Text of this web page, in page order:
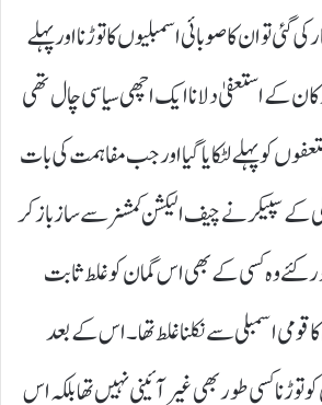
تو ان کا صوبائی اسمبلیوں کا توڑنا اور پہلے
کے استعفیٰ دلانا ایک اچھی سیاسی چال تھی
کو پہلے لٹکایا گیا اور جب مفاہمت کی بات
کے سپیکر نے چیف الیکشن کمشنر سے ساز باز کر
کئے وہ کسی کے بھی اس گمان کو غلط ثابت
اسمبلی سے نکلنا غلط تھا۔ اس کے بعد
توڑنا کسی طور بھی غیر آئینی نہیں تھا بلکہ اس